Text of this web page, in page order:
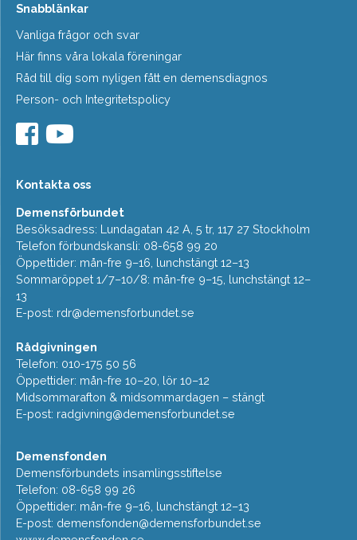
Snabblänkar
Vanliga frågor och svar
Här finns våra lokala föreningar
Råd till dig som nyligen fått en demensdiagnos
Person- och Integritetspolicy
Kontakta oss
Demensförbundet
Besöksadress: Lundagatan 42 A, 5 tr, 117 27 Stockholm
Telefon förbundskansli: 08-658 99 20
Öppettider: mån-fre 9–16, lunchstängt 12–13
Sommaröppet 1/7–10/8: mån-fre 9–15, lunchstängt 12–
13
E-post: rdr@demensforbundet.se
Rådgivningen
Telefon: 010-175 50 56
Öppettider: mån-fre 10–20, lör 10–12
Midsommarafton & midsommardagen – stängt
E-post: radgivning@demensforbundet.se
Demensfonden
Demensförbundets insamlingsstiftelse
Telefon: 08-658 99 26
Öppettider: mån-fre 9–16, lunchstängt 12–13
E-post: demensfonden@demensforbundet.se